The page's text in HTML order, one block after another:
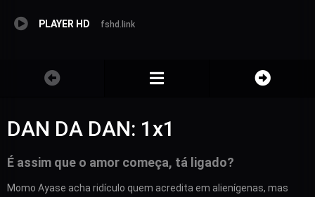
PLAYER HD fshd.link
DAN DA DAN: 1x1
É assim que o amor começa, tá ligado?
Momo Ayase acha ridículo quem acredita em alienígenas, mas